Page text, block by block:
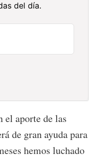
del día.
el aporte de las
de gran ayuda para
hemos luchado